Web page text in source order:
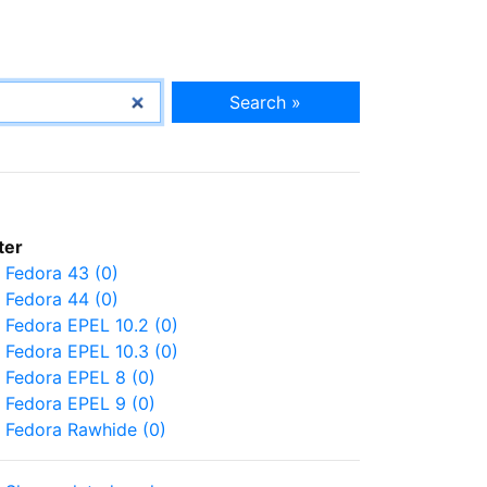
Search »
Fedora 43 (0)
Fedora 44 (0)
Fedora EPEL 10.2 (0)
Fedora EPEL 10.3 (0)
Fedora EPEL 8 (0)
Fedora EPEL 9 (0)
Fedora Rawhide (0)